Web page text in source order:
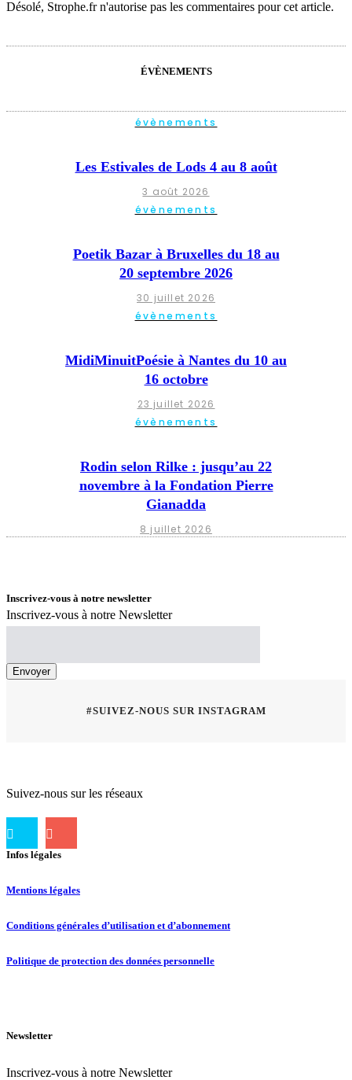
Désolé, Strophe.fr n'autorise pas les commentaires pour cet article.
ÉVÈNEMENTS
évènements
Les Estivales de Lods 4 au 8 août
3 août 2026
évènements
Poetik Bazar à Bruxelles du 18 au
20 septembre 2026
30 juillet 2026
évènements
MidiMinuitPoésie à Nantes du 10 au
16 octobre
23 juillet 2026
évènements
Rodin selon Rilke : jusqu’au 22
novembre à la Fondation Pierre
Gianadda
8 juillet 2026
Inscrivez-vous à notre newsletter
Inscrivez-vous à notre Newsletter
#SUIVEZ-NOUS SUR INSTAGRAM
Suivez-nous sur les réseaux
Infos légales
Mentions légales
Conditions générales d’utilisation et d’abonnement
Politique de protection des données personnelle
Newsletter
Inscrivez-vous à notre Newsletter